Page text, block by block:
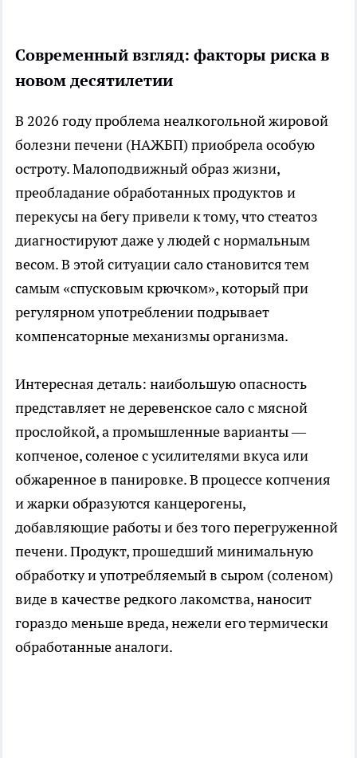
Современный взгляд: факторы риска в
новом десятилетии
В 2026 году проблема неалкогольной жировой
болезни печени (НАЖБП) приобрела особую
остроту. Малоподвижный образ жизни,
преобладание обработанных продуктов и
перекусы на бегу привели к тому, что стеатоз
диагностируют даже у людей с нормальным
весом. В этой ситуации сало становится тем
самым «спусковым крючком», который при
регулярном употреблении подрывает
компенсаторные механизмы организма.
Интересная деталь: наибольшую опасность
представляет не деревенское сало с мясной
прослойкой, а промышленные варианты —
копченое, соленое с усилителями вкуса или
обжаренное в панировке. В процессе копчения
и жарки образуются канцерогены,
добавляющие работы и без того перегруженной
печени. Продукт, прошедший минимальную
обработку и употребляемый в сыром (соленом)
виде в качестве редкого лакомства, наносит
гораздо меньше вреда, нежели его термически
обработанные аналоги.